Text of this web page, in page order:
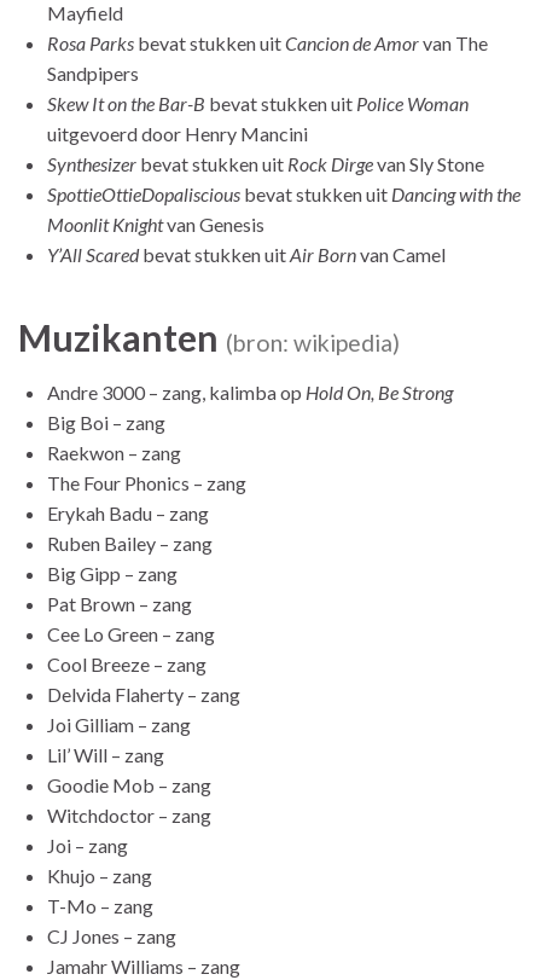
Mayfield
Rosa Parks bevat stukken uitCancion de Amorvan The
Sandpipers
Skew It on the Bar-B bevat stukken uit Police Woman
uitgevoerd door Henry Mancini
Synthesizer bevat stukken uit Rock Dirgevan Sly Stone
SpottieOttieDopaliscious bevat stukken uit Dancing with the
Moonlit Knightvan Genesis
Y’All Scaredbevat stukken uitAir Bornvan Camel
Muzikanten (bron: wikipedia)
Andre 3000 – zang, kalimba op Hold On, Be Strong
Big Boi – zang
Raekwon – zang
The Four Phonics – zang
Erykah Badu – zang
Ruben Bailey – zang
Big Gipp – zang
Pat Brown – zang
Cee Lo Green – zang
Cool Breeze – zang
Delvida Flaherty – zang
Joi Gilliam – zang
Lil’ Will – zang
Goodie Mob – zang
Witchdoctor – zang
Joi – zang
Khujo – zang
T-Mo – zang
CJ Jones – zang
Jamahr Williams – zang